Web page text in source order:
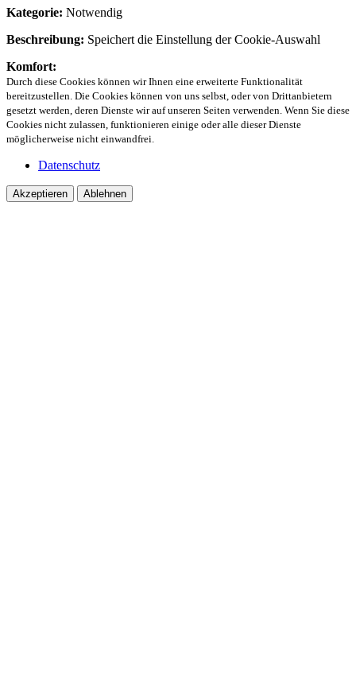
Kategorie: Notwendig
Beschreibung: Speichert die Einstellung der Cookie-Auswahl
Komfort:
Durch diese Cookies können wir Ihnen eine erweiterte Funktionalität
bereitzustellen. Die Cookies können von uns selbst, oder von Drittanbietern
gesetzt werden, deren Dienste wir auf unseren Seiten verwenden. Wenn Sie diese
Cookies nicht zulassen, funktionieren einige oder alle dieser Dienste
möglicherweise nicht einwandfrei.
Datenschutz
Akzeptieren Ablehnen